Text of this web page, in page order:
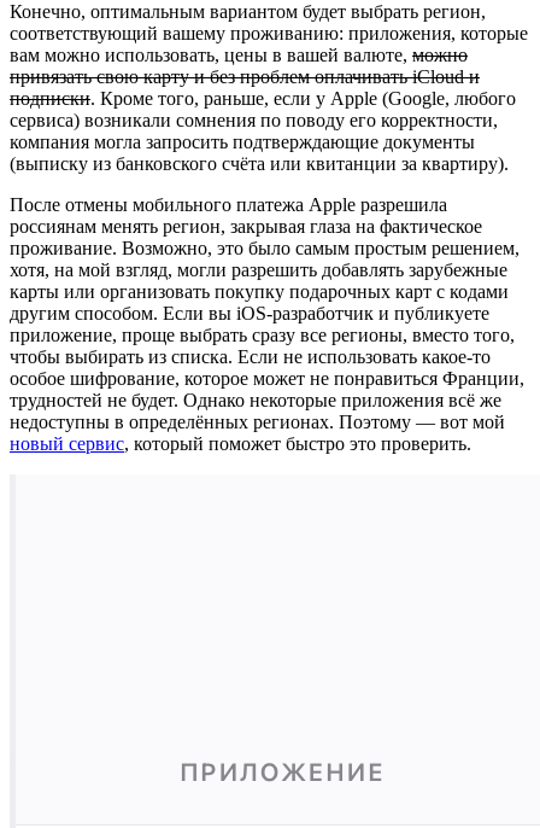
Конечно, оптимальным вариантом будет выбрать регион,
соответствующий вашему проживанию: приложения, которые
вам можно использовать, цены в вашей валюте, можно
привязать свою карту и без проблем оплачивать iCloud и
подписки. Кроме того, раньше, если у Apple (Google, любого
сервиса) возникали сомнения по поводу его корректности,
компания могла запросить подтверждающие документы
(выписку из банковского счёта или квитанции за квартиру).
После отмены мобильного платежа Apple разрешила
россиянам менять регион, закрывая глаза на фактическое
проживание. Возможно, это было самым простым решением,
хотя, на мой взгляд, могли разрешить добавлять зарубежные
карты или организовать покупку подарочных карт с кодами
другим способом. Если вы iOS-разработчик и публикуете
приложение, проще выбрать сразу все регионы, вместо того,
чтобы выбирать из списка. Если не использовать какое-то
особое шифрование, которое может не понравиться Франции,
трудностей не будет. Однако некоторые приложения всё же
недоступны в определённых регионах. Поэтому — вот мой
новый сервис, который поможет быстро это проверить.